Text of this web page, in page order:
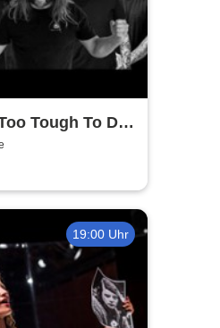
Tough To Die
19:00 Uhr